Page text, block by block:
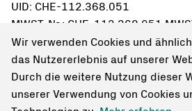
UID: CHE-112.368.051
MWST-Nr.: CHE-112.368.051
Einzahlungsschein bestellen
Wir verwenden Cookies und
das Nutzererlebnis auf unserer
Durch die weitere Nutzung dieser
unserer Verwendung von Cookies